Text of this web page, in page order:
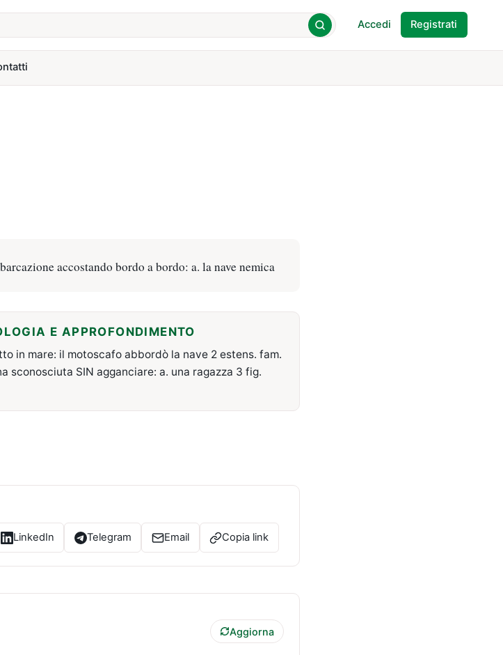
Accedi Registrati
accostando bordo a bordo: a. la nave nemica
E APPROFONDIMENTO
in mare: il motoscafo abbordò la nave 2 estens. fam.
sconosciuta SIN agganciare: a. una ragazza 3 fig.
LinkedIn Telegram Email Copia link
Aggiorna